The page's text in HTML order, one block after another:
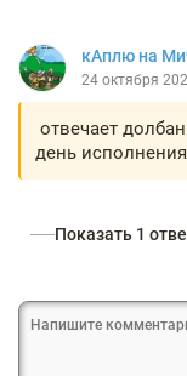
кАплю на
24 октября
отвечает
день
Показать 1